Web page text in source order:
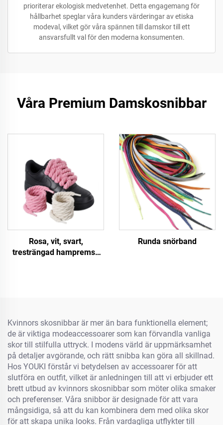
prioriterar ekologisk medvetenhet. Detta engagemang för
hållbarhet speglar våra kunders värderingar av etiska
modeval, vilket gör våra spännen till damskor till ett
ansvarsfullt val för den moderna konsumenten.
Våra Premium Damskosnibbar
Rosa, vit, svart,
tresträngad hampremsa
Runda snörband
Kvinnors skosnibbar är mer än bara funktionella element;
de är viktiga modeaccessoarer som kan förvandla vanliga
skor till stilfulla uttryck. I modens värld är uppmärksamhet
på detaljer avgörande, och rätt snibba kan göra all skillnad.
Hos YOUKI förstår vi betydelsen av accessoarer för att
slutföra en outfit, vilket är anledningen till att vi erbjuder ett
brett utbud av kvinnors skosnibbar som möter olika smaker
och preferenser. Våra snibbor är designade för att vara
mångsidiga, så att du kan kombinera dem med olika skor
för att skapa unika looks. Från vardagliga utflykter till